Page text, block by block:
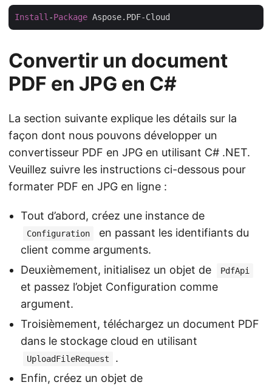
Install -Package
Convertir un document
PDF en JPG en C#
La section suivante explique les détails sur la
façon dont nous pouvons développer un
convertisseur PDF en JPG en utilisant C# .NET.
Veuillez suivre les instructions ci-dessous pour
formater PDF en JPG en ligne :
Tout d’abord, créez une instance de
Configuration
en passant les identifiants du
client comme arguments.
Deuxièmement, initialisez un objet de
PdfApi
et passez l’objet Configuration comme
argument.
Troisièmement, téléchargez un document PDF
dans le stockage cloud en utilisant
UploadFileRequest
.
Enfin, créez un objet de